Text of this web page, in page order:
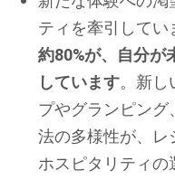
ティを牽引してい
約80%が、自分が
しています。新し
プやグランピン
法の多様性が、レ
ホスピタリティ